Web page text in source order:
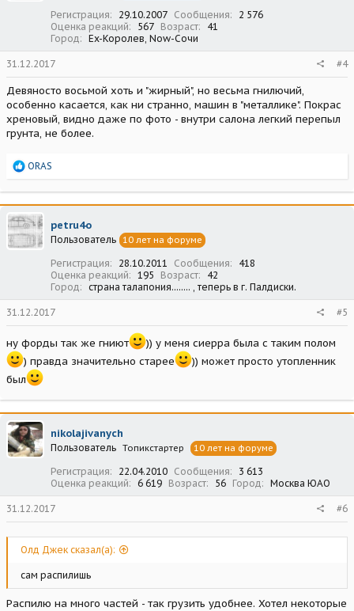
Регистрация 29.10.2007 Сообщения
2 576
Оценка реакций
567 Возраст
41
Город
Ex-Королев, Now-Сочи
31.12.2017 #4
Девяносто восьмой хоть и "жирный", но весьма гнилючий,
особенно касается, как ни странно, машин в "металлике". Покрас
хреновый, видно даже по фото - внутри салона легкий перепыл
грунта, не более.
Р
а
к
ц
и
и
ORAS
petru4o
Пользователь 10 лет на форуме
Регистрация 28.10.2011 Сообщения
418
Оценка реакций
195 Возраст
42
Город
страна талапония........ , теперь в г. Палдиски.
31.12.2017 #5
ну форды так же гниют
)) у меня сиерра была с таким полом
) правда значительно старее
)) может просто утопленник
был
nikolajivanych
Пользователь Топикстартер 10 лет на форуме
Регистрация 22.04.2010 Сообщения
3 613
Оценка реакций
6 619 Возраст 56 Город Москва ЮАО
31.12.2017 #6
Олд Джек сказал(а):
сам распилишь
Распилю на много частей - так грузить удобнее. Хотел некоторые